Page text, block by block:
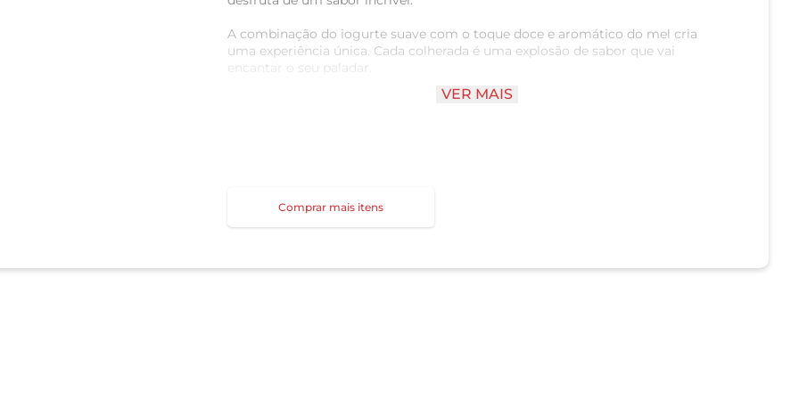
A combinação do iogurte suave com o toque doce e aromático do mel cria
uma experiência única. Cada colherada é uma explosão de sabor que vai
encantar o seu paladar.
Como todos os produtos da Nestlé®, este iogurte é tradicional e conhecido pela
VER MAIS
Comprar mais itens